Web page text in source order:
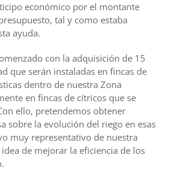
económico por el montante
tal y como estaba
ayuda.
con la adquisición de 15
que serán instaladas en fincas de
dentro de nuestra Zona
en fincas de cítricos que se
ello, pretendemos obtener
sobre la evolución del riego en esas
muy representativo de nuestra
de mejorar la eficiencia de los